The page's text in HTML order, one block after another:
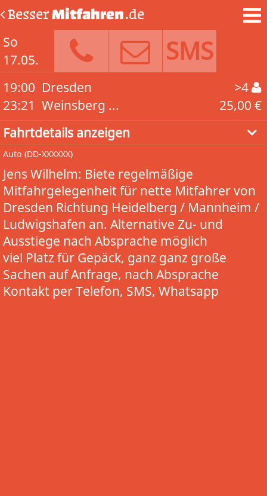
BesserMitfahren.de
So
17.05.
SMS
19:00
23:21
Dresden
Weinsberg ...
>4
25,00 €
Fahrtdetails anzeigen
Auto (DD-XXXXXX)
Jens Wilhelm: Biete regelmäßige
Mitfahrgelegenheit für nette Mitfahrer von
Dresden Richtung Heidelberg / Mannheim /
Ludwigshafen an. Alternative Zu- und
Ausstiege nach Absprache möglich
viel Platz für Gepäck, ganz ganz große
Sachen auf Anfrage, nach Absprache
Kontakt per Telefon, SMS, Whatsapp